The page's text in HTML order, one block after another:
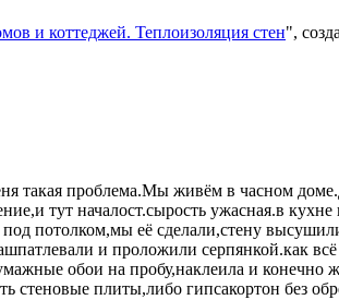
и коттеджей. Теплоизоляция стен",
такая проблема.Мы живём в часном
тут началост.сырость ужасная.в
потолком,мы её сделали,стену
и проложили серпянкой.как
обои на пробу,наклеила и конечно
стеновые плиты,либо гипсакортон без